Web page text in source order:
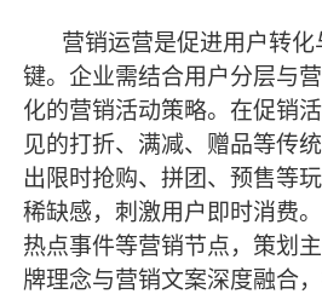
营销运营是促进用户转
键。企业需结合用户分层与
化的营销活动策略。在促销
见的打折、满减、赠品等传
出限时抢购、拼团、预售等
稀缺感，刺激用户即时消费
热点事件等营销节点，策划
牌理念与营销文案深度融合